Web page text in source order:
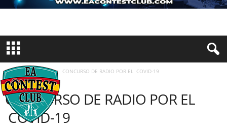
Inicio Concursos CONCURSO DE RADIO POR EL COVID-19
CONCURSOS
CONCURSO DE RADIO POR EL
COVID-19